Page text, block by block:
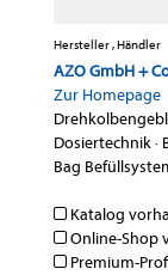
Hersteller , Händler
AZO GmbH +
Zur Homepage
Dosiertechnik·
Bag
Katalog
Online-Shop
Premium-